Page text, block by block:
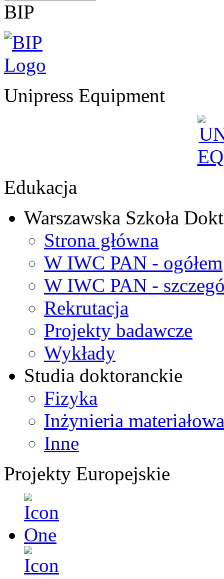
BIP
Unipress Equipment
Edukacja
Warszawska Szkoła
Strona główna
W IWC PAN - ogółem
W IWC PAN -
Rekrutacja
Projekty badawcze
Wykłady
Studia doktoranckie
Fizyka
Inżynieria materiałowa
Inne
Projekty Europejskie